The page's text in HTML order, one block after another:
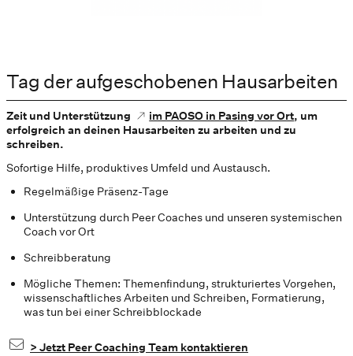
Tag der aufgeschobenen Hausarbeiten
Zeit und Unterstützung im PAOSO in Pasing vor Ort, um
erfolgreich an deinen Hausarbeiten zu arbeiten und zu
schreiben.
Sofortige Hilfe, produktives Umfeld und Austausch.
Regelmäßige Präsenz-Tage
Unterstützung durch Peer Coaches und unseren systemischen
Coach vor Ort
Schreibberatung
Mögliche Themen: Themenfindung, strukturiertes Vorgehen,
wissenschaftliches Arbeiten und Schreiben, Formatierung,
was tun bei einer Schreibblockade
> Jetzt Peer Coaching Team kontaktieren